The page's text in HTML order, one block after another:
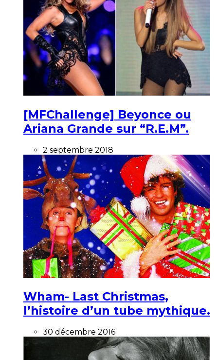
[MFChallenge] Beyonce ou
Ariana Grande sur “R.E.M”.
2 septembre 2018
Wham- Last Christmas,
l’histoire d’un tube mythique.
30 décembre 2016